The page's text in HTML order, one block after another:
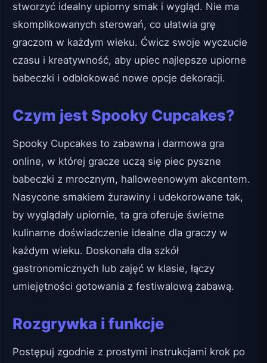
stworzyć idealny upiorny smak i wygląd. Nie ma
skomplikowanych sterowań, co ułatwia grę
graczom w każdym wieku. Ćwicz swoje wyczucie
czasu i kreatywność, aby upiec najlepsze upiorne
babeczki i odblokować nowe opcje dekoracji.
Czym jest Spooky Cupcakes?
Spooky Cupcakes to zabawna i darmowa gra
online, w której gracze uczą się piec pyszne
babeczki z mrocznym, halloweenowym akcentem.
Nasycone smakiem żurawiny i udekorowane tak,
by wyglądały upiornie, ta gra oferuje świetne
kulinarne doświadczenie idealne dla graczy w
każdym wieku. Doskonała dla szkół
gastronomicznych lub zajęć w klasie, łączy
umiejętności gotowania z festiwalową zabawą.
Rozgrywka i funkcje
Postępuj zgodnie z prostymi instrukcjami krok po